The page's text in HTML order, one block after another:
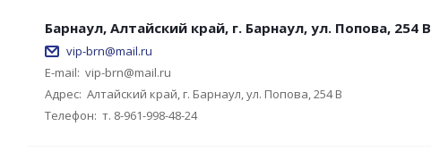
Барнаул, Алтайский край, г. Барнаул, ул. Попова, 254 В
vip-brn@mail.ru
E-mail: vip-brn@mail.ru
Адрес: Алтайский край, г. Барнаул, ул. Попова, 254 В
Телефон: т. 8-961-998-48-24